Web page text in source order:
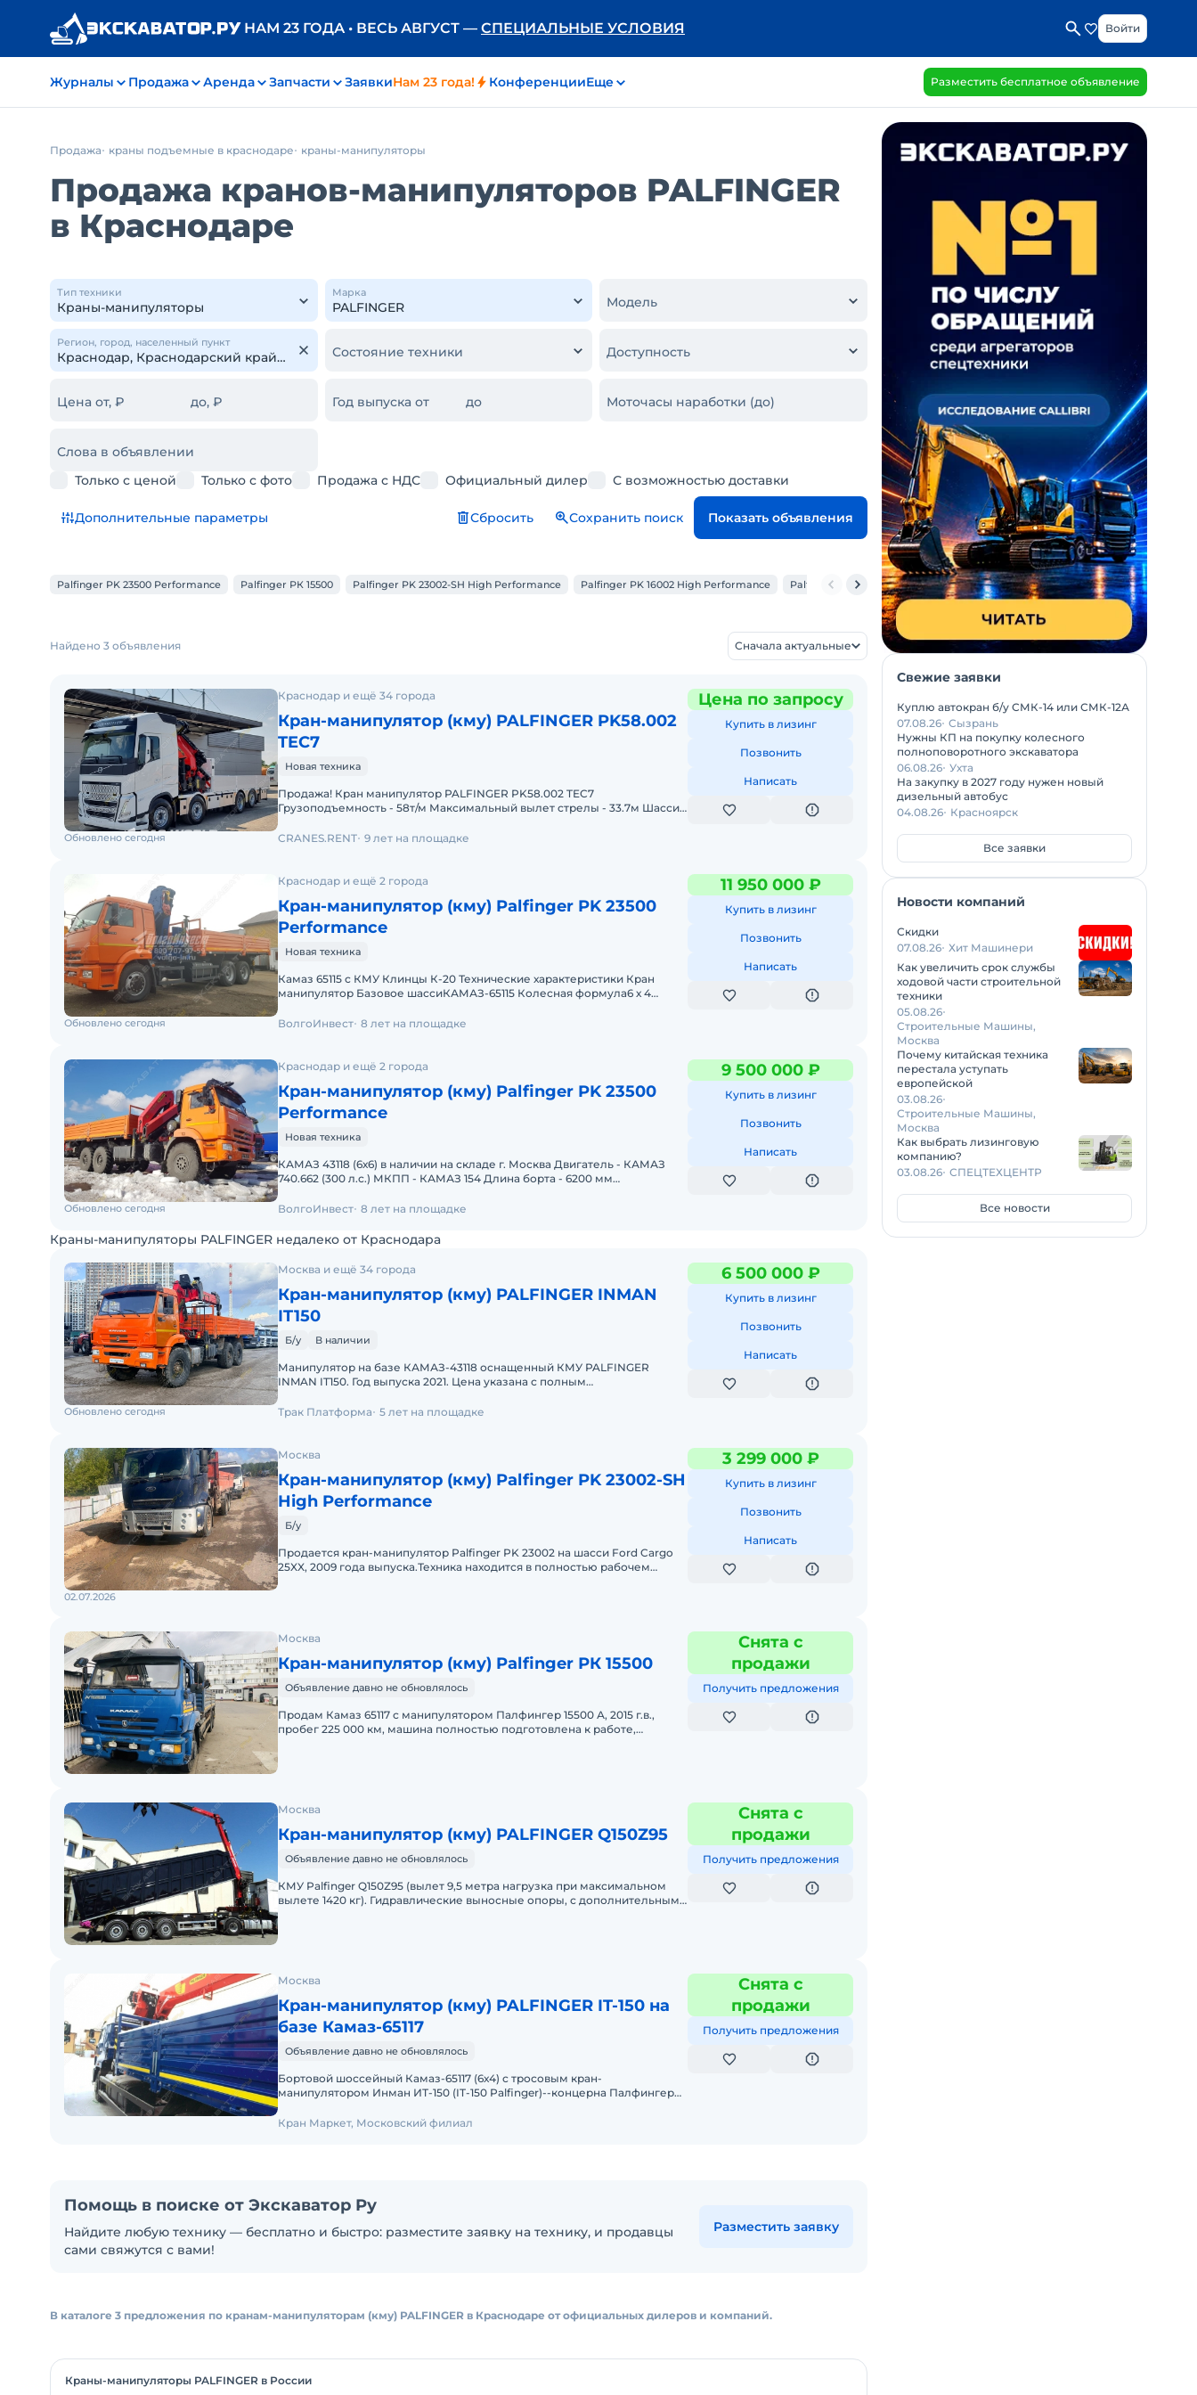
НАМ 23 ГОДА • ВЕСЬ АВГУСТ — СПЕЦИАЛЬНЫЕ УСЛОВИЯ Войти
Журналы Продажа Аренда Запчасти ЗаявкиНам 23 года! КонференцииЕще Разместить бесплатное объявление
Продажа краны подъемные в краснодаре краны-манипуляторы
Продажа кранов-манипуляторов PALFINGER
в Краснодаре
Тип техники Марка
Модель
Регион, город, населенный пункт
Состояние техники Доступность
Цена от, ₽ до, ₽ Год выпуска от до Моточасы наработки (до)
Слова в объявлении
Только с ценой
Только с фото Продажа с НДС Официальный дилер С возможностью доставки
Дополнительные параметры Сбросить Сохранить поиск Показать объявления
Palfinger PK 23500 Performance Palfinger РК 15500 Palfinger PK 23002-SH High Performance Palfinger PK 16002 High Performance Palfinger РК 4501 Palfinger РК 6500 Palfinger PK 150002 Performanсе
Найдено 3 объявления Сначала актуальные
Краснодар и ещё 34 города
Кран-манипулятор (кму) PALFINGER PK58.002
TEC7
Новая техника
Продажа! Кран манипулятор PALFINGER PK58.002 TEC7
Грузоподъемность - 58т/м Максимальный вылет стрелы - 33.7м Шасси -
Цена по запросу
Купить в лизинг
Позвонить
Написать
Обновлено сегодня CRANES.RENT 9 лет на площадке
Краснодар и ещё 2 города
Кран-манипулятор (кму) Palfinger PK 23500
Performance
Новая техника
Камаз 65115 с КМУ Клинцы К-20 Технические характеристики Кран
манипулятор Базовое шассиКАМАЗ-65115 Колесная формула6 х 4
11 950 000 ₽
Купить в лизинг
Позвонить
Написать
Обновлено сегодня ВолгоИнвест 8 лет на площадке
Краснодар и ещё 2 города
Кран-манипулятор (кму) Palfinger PK 23500
Performance
Новая техника
КАМАЗ 43118 (6х6) в наличии на складе г. Москва Двигатель - КАМАЗ
740.662 (300 л.с.) МКПП - КАМАЗ 154 Длина борта - 6200 мм
9 500 000 ₽
Купить в лизинг
Позвонить
Написать
Обновлено сегодня ВолгоИнвест 8 лет на площадке
Краны-манипуляторы PALFINGER недалеко от Краснодара
Москва и ещё 34 города
Кран-манипулятор (кму) PALFINGER INMAN
IT150
Б/у В наличии
Манипулятор на базе КАМАЗ-43118 оснащенный КМУ PALFINGER
INMAN IT150. Год выпуска 2021. Цена указана с полным
6 500 000 ₽
Купить в лизинг
Позвонить
Написать
Обновлено сегодня Трак Платформа 5 лет на площадке
Москва
Кран-манипулятор (кму) Palfinger PK 23002-SH
High Performance
Б/у
Продается кран-манипулятор Palfinger PK 23002 на шасси Ford Cargo
25XX, 2009 года выпуска.Техника находится в полностью рабочем
3 299 000 ₽
Купить в лизинг
Позвонить
Написать
02.07.2026
Москва
Кран-манипулятор (кму) Palfinger РК 15500
Объявление давно не обновлялось
Продам Камаз 65117 с манипулятором Палфингер 15500 А, 2015 г.в.,
пробег 225 000 км, машина полностью подготовлена к работе,
Снята с
продажи
Получить предложения
Москва
Кран-манипулятор (кму) PALFINGER Q150Z95
Объявление давно не обновлялось
КМУ Palfinger Q150Z95 (вылет 9,5 метра нагрузка при максимальном
вылете 1420 кг). Гидравлические выносные опоры, с дополнительным
Снята с
продажи
Получить предложения
Москва
Кран-манипулятор (кму) PALFINGER IT-150 на
базе Камаз-65117
Объявление давно не обновлялось
Бортовой шоссейный Камаз-65117 (6х4) с тросовым кран-
манипулятором Инман ИТ-150 (IT-150 Palfinger)--концерна Палфингер
Снята с
продажи
Получить предложения
Кран Маркет, Московский филиал
Помощь в поиске от Экскаватор Ру
Найдите любую технику — бесплатно и быстро: разместите заявку на технику, и продавцы
сами свяжутся с вами!
Разместить заявку
В каталоге 3 предложения по кранам-манипуляторам (кму) PALFINGER в Краснодаре от официальных дилеров и компаний.
Краны-манипуляторы PALFINGER в России
Свежие заявки
Куплю автокран б/у СМК-14 или СМК-12А
07.08.26 Сызрань
Нужны КП на покупку колесного
полноповоротного экскаватора
06.08.26 Ухта
На закупку в 2027 году нужен новый
дизельный автобус
04.08.26 Красноярск
Все заявки
Новости компаний
Скидки
07.08.26 Хит Машинери
Как увеличить срок службы
ходовой части строительной
техники
05.08.26
Строительные Машины,
Москва
Почему китайская техника
перестала уступать
европейской
03.08.26
Строительные Машины,
Москва
Как выбрать лизинговую
компанию?
03.08.26 СПЕЦТЕХЦЕНТР
Все новости